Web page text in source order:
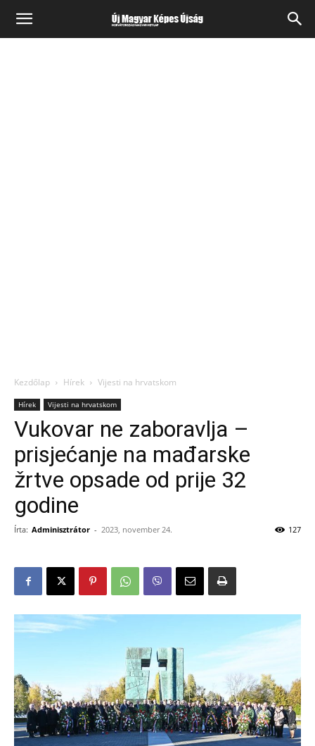
Kezdőlap Hírek Vijesti na hrvatskom
Hírek Vijesti na hrvatskom
Vukovar ne zaboravlja –
prisjećanje na mađarske
žrtve opsade od prije 32
godine
Írta: Adminisztrátor - 2023, november 24. 127